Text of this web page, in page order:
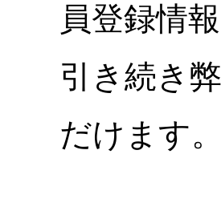
員登録情
引き続き
だけます。